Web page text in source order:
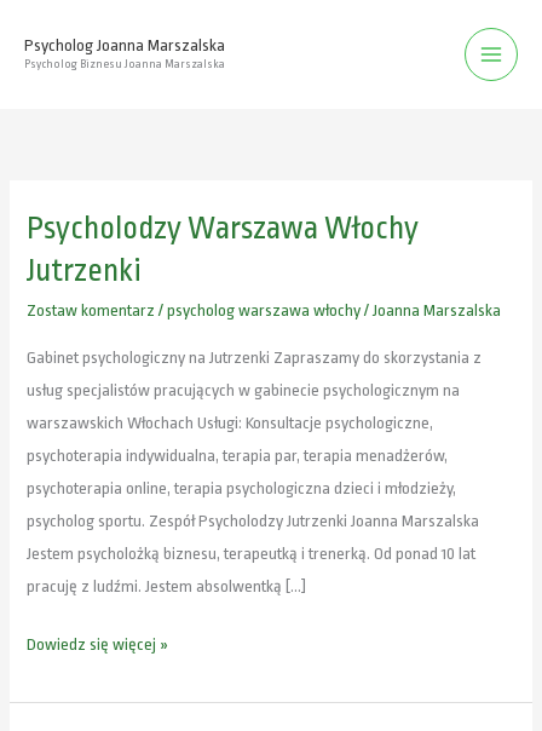
Psycholog Joanna Marszalska
Psycholog Biznesu Joanna Marszalska
Psycholodzy Warszawa Włochy
Jutrzenki
Zostaw komentarz /psycholog warszawa włochy /Joanna Marszalska
Gabinet psychologiczny na Jutrzenki Zapraszamy do skorzystania z
usług specjalistów pracujących w gabinecie psychologicznym na
warszawskich Włochach Usługi: Konsultacje psychologiczne,
psychoterapia indywidualna, terapia par, terapia menadżerów,
psychoterapia online, terapia psychologiczna dzieci i młodzieży,
psycholog sportu. Zespół Psycholodzy Jutrzenki Joanna Marszalska
Jestem psycholożką biznesu, terapeutką i trenerką. Od ponad 10 lat
pracuję z ludźmi. Jestem absolwentką […]
Psycholodzy
Włochy
Jutrzenki
Dowiedz się więcej »